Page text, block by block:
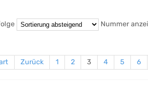
Nummer
Zurück 1 2 3 4 5 6